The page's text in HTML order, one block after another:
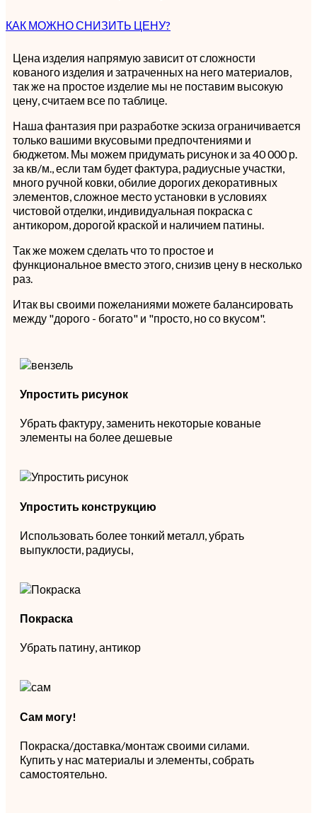
КАК МОЖНО СНИЗИТЬ ЦЕНУ?
Цена изделия напрямую зависит от сложности
кованого изделия и затраченных на него материалов,
так же на простое изделие мы не поставим высокую
цену, считаем все по таблице.
Наша фантазия при разработке эскиза ограничивается
только вашими вкусовыми предпочтениями и
бюджетом. Мы можем придумать рисунок и за 40 000 р.
за кв/м., если там будет фактура, радиусные участки,
много ручной ковки, обилие дорогих декоративных
элементов, сложное место установки в условиях
чистовой отделки, индивидуальная покраска с
антикором, дорогой краской и наличием патины.
Так же можем сделать что то простое и
функциональное вместо этого, снизив цену в несколько
раз.
Итак вы своими пожеланиями можете балансировать
между "дорого - богато" и "просто, но со вкусом".
Упростить рисунок
Убрать фактуру, заменить некоторые кованые
элементы на более дешевые
Упростить конструкцию
Использовать более тонкий металл, убрать
выпуклости, радиусы,
Покраска
Убрать патину, антикор
Сам могу!
Покраска/доставка/монтаж своими силами.
Купить у нас материалы и элементы, собрать
самостоятельно.